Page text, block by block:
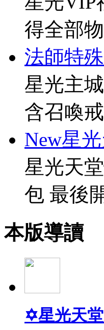
得全部
法師特
星光主
含召喚
New星
星光天
包 最後
本版導讀
✡星光天